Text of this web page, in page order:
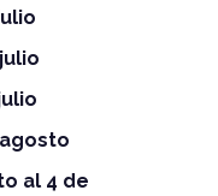
al 4 de